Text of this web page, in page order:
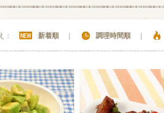
その他・創作料理 ス
野菜・いも類 き
加工食品系 く
： 新着順 調理時間順